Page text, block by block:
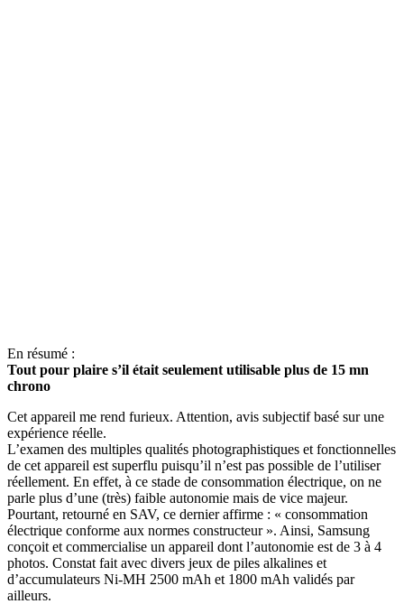
En résumé :
Tout pour plaire s’il était seulement utilisable plus de 15 mn
chrono
Cet appareil me rend furieux. Attention, avis subjectif basé sur une
expérience réelle.
L’examen des multiples qualités photographistiques et fonctionnelles
de cet appareil est superflu puisqu’il n’est pas possible de l’utiliser
réellement. En effet, à ce stade de consommation électrique, on ne
parle plus d’une (très) faible autonomie mais de vice majeur.
Pourtant, retourné en SAV, ce dernier affirme : « consommation
électrique conforme aux normes constructeur ». Ainsi, Samsung
conçoit et commercialise un appareil dont l’autonomie est de 3 à 4
photos. Constat fait avec divers jeux de piles alkalines et
d’accumulateurs Ni-MH 2500 mAh et 1800 mAh validés par
ailleurs.